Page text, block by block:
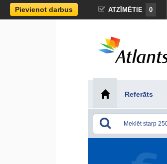
Pievienot darbus ATZĪMĒTIE 0
Referāts